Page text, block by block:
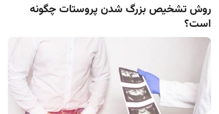
روش تشخیص بزرگ شدن پروستات چگونه
است؟